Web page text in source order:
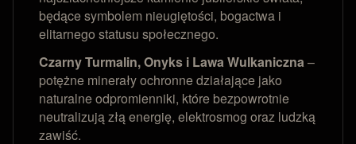
będące symbolem nieugiętości, bogactwa i
elitarnego statusu społecznego.
Czarny Turmalin, Onyks i Lawa Wulkaniczna–
potężne minerały ochronne działające jako
naturalne odpromienniki, które bezpowrotnie
neutralizują złą energię, elektrosmog oraz ludzką
zawiść.